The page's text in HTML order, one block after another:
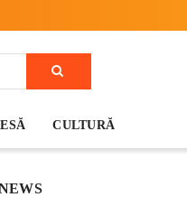
CULTURĂ